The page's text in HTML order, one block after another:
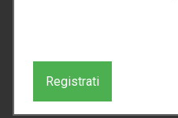
Registrati